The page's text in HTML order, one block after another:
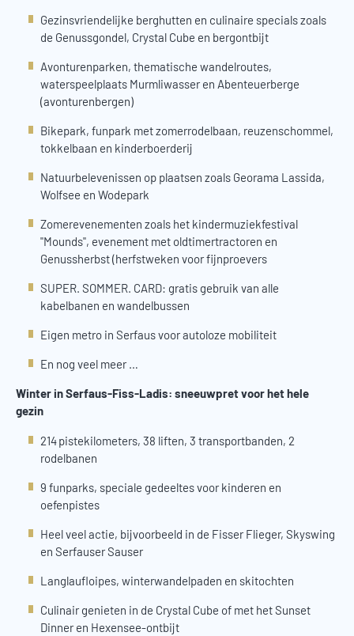
Gezinsvriendelijke berghutten en culinaire specials zoals
de Genussgondel, Crystal Cube en bergontbijt
Avonturenparken, thematische wandelroutes,
waterspeelplaats Murmliwasser en Abenteuerberge
(avonturenbergen)
Bikepark, funpark met zomerrodelbaan, reuzenschommel,
tokkelbaan en kinderboerderij
Natuurbelevenissen op plaatsen zoals Georama Lassida,
Wolfsee en Wodepark
Zomerevenementen zoals het kindermuziekfestival
"Mounds", evenement met oldtimertractoren en
Genussherbst (herfstweken voor fijnproevers
SUPER. SOMMER. CARD: gratis gebruik van alle
kabelbanen en wandelbussen
Eigen metro in Serfaus voor autoloze mobiliteit
En nog veel meer …
Winter in Serfaus-Fiss-Ladis: sneeuwpret voor het hele
gezin
214 pistekilometers, 38 liften, 3 transportbanden, 2
rodelbanen
9 funparks, speciale gedeeltes voor kinderen en
oefenpistes
Heel veel actie, bijvoorbeeld in de Fisser Flieger, Skyswing
en Serfauser Sauser
Langlaufloipes, winterwandelpaden en skitochten
Culinair genieten in de Crystal Cube of met het Sunset
Dinner en Hexensee-ontbijt